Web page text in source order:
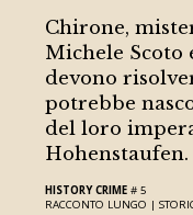
Chirone,
Michele Scoto
devono
potrebbe
del loro
Hohenstaufen.
HISTORY CRIME # 5
RACCONTO LUNGO |